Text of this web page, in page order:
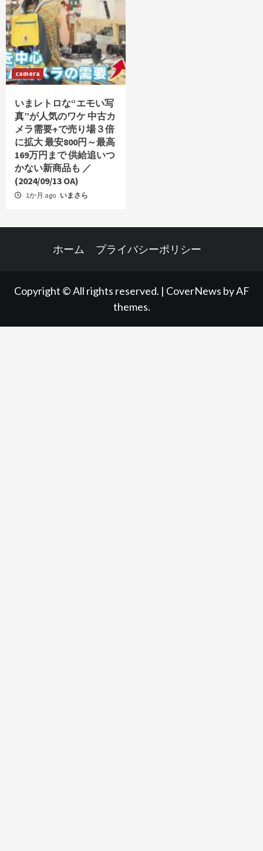
camera
いまレトロな“エモい写
真”が人気のワケ 中古カ
メラ需要↑で売り場３倍
に拡大 最安800円～最高
169万円まで 供給追いつ
かない新商品も ／
(2024/09/13 OA)
1か月 ago いまさら
ホーム プライバシーポリシー
Copyright © All rights reserved. | CoverNews by AF
themes.